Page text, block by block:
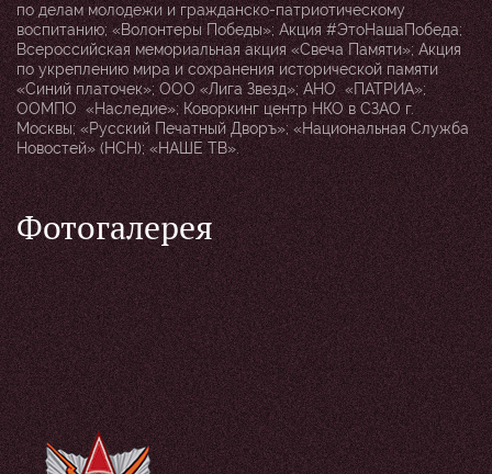
по делам молодежи и гражданско-патриотическому
воспитанию; «Волонтеры Победы»; Акция #ЭтоНашаПобеда;
Всероссийская мемориальная акция «Свеча Памяти»; Акция
по укреплению мира и сохранения исторической памяти
«Синий платочек»; ООО «Лига Звезд»; АНО «ПАТРИА»;
ООМПО «Наследие»; Коворкинг центр НКО в СЗАО г.
Москвы; «Русский Печатный Дворъ»; «Национальная Служба
Новостей» (НСН); «НАШЕ ТВ».
Фотогалерея